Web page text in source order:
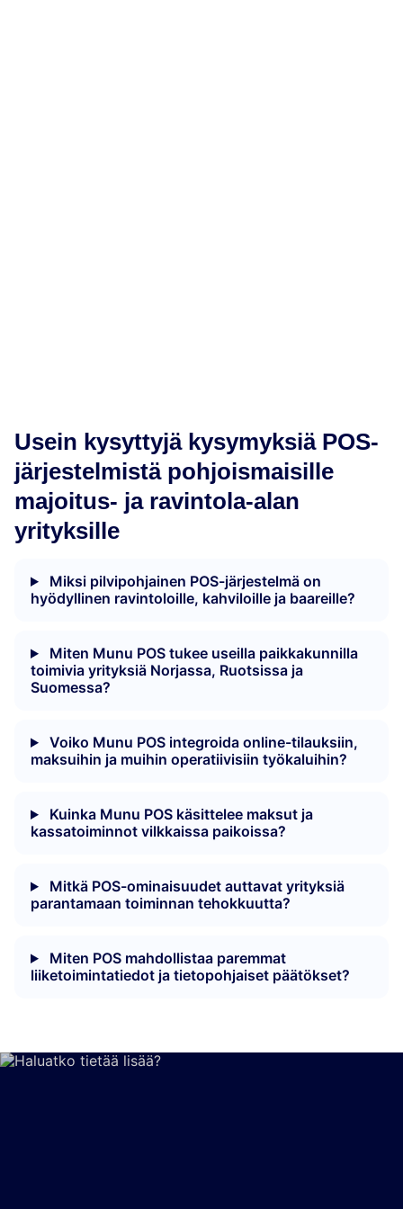
Usein kysyttyjä kysymyksiä POS-
järjestelmistä pohjoismaisille
majoitus- ja ravintola-alan
yrityksille
Miksi pilvipohjainen POS-järjestelmä on
hyödyllinen ravintoloille, kahviloille ja baareille?
Miten Munu POS tukee useilla paikkakunnilla
toimivia yrityksiä Norjassa, Ruotsissa ja
Suomessa?
Voiko Munu POS integroida online-tilauksiin,
maksuihin ja muihin operatiivisiin työkaluihin?
Kuinka Munu POS käsittelee maksut ja
kassatoiminnot vilkkaissa paikoissa?
Mitkä POS-ominaisuudet auttavat yrityksiä
parantamaan toiminnan tehokkuutta?
Miten POS mahdollistaa paremmat
liiketoimintatiedot ja tietopohjaiset päätökset?